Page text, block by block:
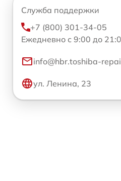
Служба поддержки
+7 (800) 301-34-05
Ежедневно с 9:00 до
info@hbr.toshiba-
ул. Ленина, 23